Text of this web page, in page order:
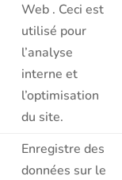
Web . Ceci est
utilisé pour
l’analyse
interne et
l’optimisation
du site.
Enregistre des
données sur le